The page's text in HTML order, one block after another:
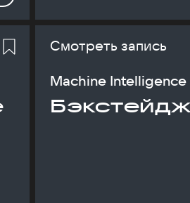
Смотреть запись
Machine Intelligence
Бэкстейдж